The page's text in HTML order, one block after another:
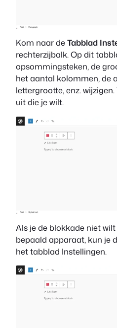
Kom naar deTabblad
rechterzijbalk. Op dit
opsommingsteken, de
het aantal kolommen, de
lettergrootte, enz.
uit die je wilt.
Als je de blokkade niet
bepaald apparaat, kun je
het tabblad Instellingen.